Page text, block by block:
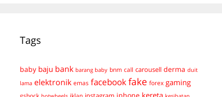
Tags
baby baju bank barang baby bnm call carousell derma duit
lama elektronik emas facebook fake forex gaming
gshock hotwheels iphone kereta kesihatan